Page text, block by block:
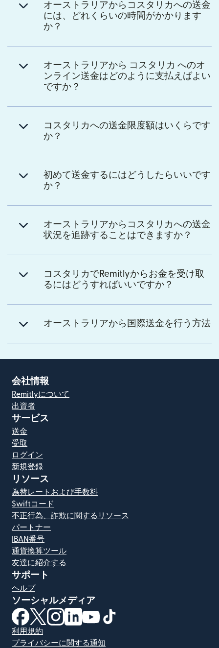
オーストラリアからコスタリカへの送金
には、どれくらいの時間がかかります
か？
オーストラリアから コスタリカ へのオ
ンライン送金はどのように支払えばよい
ですか？
コスタリカへの送金限度額はいくらです
か？
初めて送金するにはどうしたらいいです
か？
オーストラリアからコスタリカへの送金
状況を追跡することはできますか？
コスタリカでRemitlyからお金を受け取
るにはどうすればいいですか？
オーストラリアから国際送金を行う方法
会社情報
Remitlyについて
出資者
サービス
送金
受取
ログイン
新規登録
リソース
為替レートおよび手数料
Swiftコード
不正行為、詐欺に関するリソース
パートナー
IBAN番号
通貨換算ツール
友達に紹介する
サポート
ヘルプ
ソーシャルメディア
（別ウィンドウで開きます）
（別ウィンドウで開きます）
（別ウィンドウで開きます）
（別ウィンドウで開きます）
（別ウィンドウで開きます）
利用規約
プライバシーに関する通知